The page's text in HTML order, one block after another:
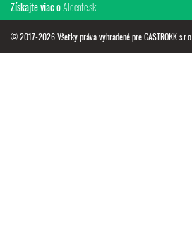
Získajte viac oAldente.sk
© 2017-2026 Všetky práva vyhradené pre GASTROKK s.r.o.